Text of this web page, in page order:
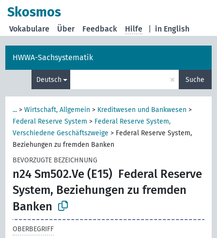
Skosmos
in English
Vokabulare Über Feedback Hilfe
HWWA-Sachsystematik
Deutsch × Suche
... >Wirtschaft, Allgemein > Kreditwesen und Bankwesen >
Federal Reserve System > Federal Reserve System,
Verschiedene Geschäftszweige > Federal Reserve System,
Beziehungen zu fremden Banken
BEVORZUGTE BEZEICHNUNG
n24 Sm502.Ve (E15) Federal Reserve
System, Beziehungen zu fremden
Banken
OBERBEGRIFF